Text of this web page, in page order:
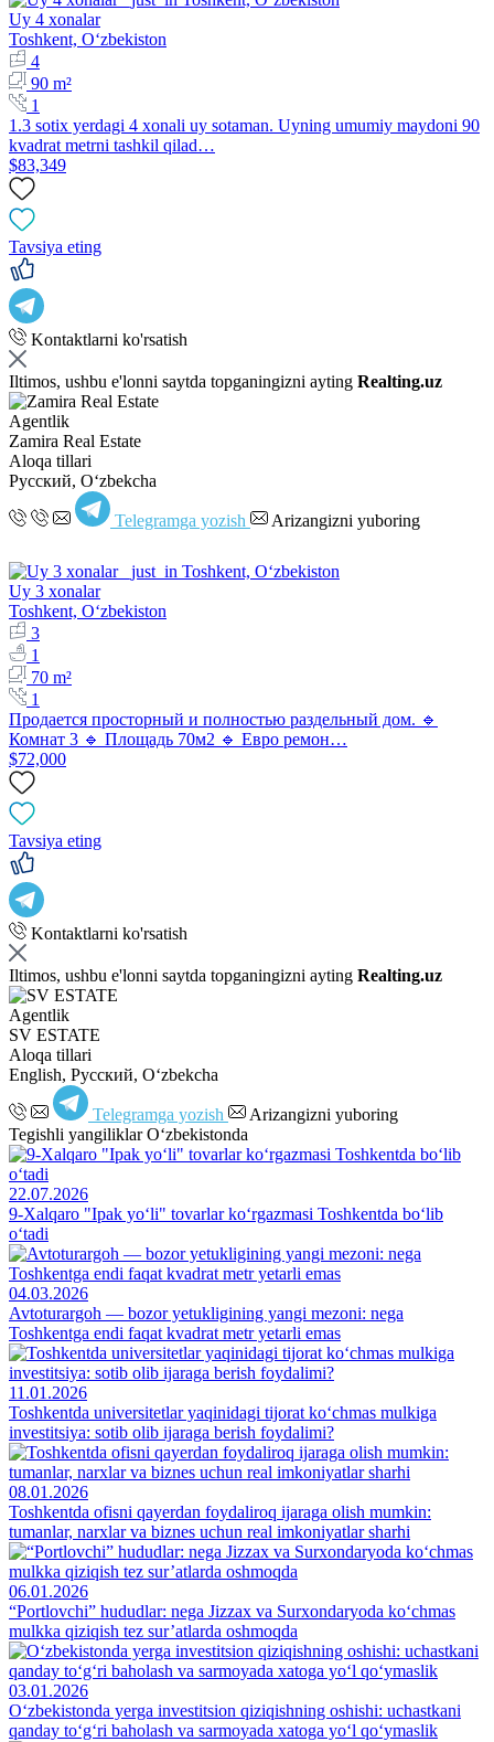
Uy 4 xonalar
Toshkent, Oʻzbekiston
4
90 m²
1
1.3 sotix yerdagi 4 xonali uy sotaman. Uyning umumiy maydoni 90
kvadrat metrni tashkil qilad…
$83,349
Tavsiya eting
Kontaktlarni ko'rsatish
Iltimos, ushbu e'lonni saytda topganingizni ayting Realting.uz
Agentlik
Zamira Real Estate
Aloqa tillari
Русский, Oʻzbekcha
Telegramga yozish Arizangizni yuboring
Uy 3 xonalar
Toshkent, Oʻzbekiston
3
1
70 m²
1
Продается просторный и полностью раздельный дом. 🔹
Комнат 3 🔹 Площадь 70м2 🔹 Евро ремон…
$72,000
Tavsiya eting
Kontaktlarni ko'rsatish
Iltimos, ushbu e'lonni saytda topganingizni ayting Realting.uz
Agentlik
SV ESTATE
Aloqa tillari
English, Русский, Oʻzbekcha
Telegramga yozish
Arizangizni yuboring
Tegishli yangiliklar O‘zbekistonda
22.07.2026
9-Xalqaro "Ipak yo‘li" tovarlar ko‘rgazmasi Toshkentda bo‘lib
o‘tadi
04.03.2026
Avtoturargoh — bozor yetukligining yangi mezoni: nega
Toshkentga endi faqat kvadrat metr yetarli emas
11.01.2026
Toshkentda universitetlar yaqinidagi tijorat ko‘chmas mulkiga
investitsiya: sotib olib ijaraga berish foydalimi?
08.01.2026
Toshkentda ofisni qayerdan foydaliroq ijaraga olish mumkin:
tumanlar, narxlar va biznes uchun real imkoniyatlar sharhi
06.01.2026
“Portlovchi” hududlar: nega Jizzax va Surxondaryoda ko‘chmas
mulkka qiziqish tez sur’atlarda oshmoqda
03.01.2026
O‘zbekistonda yerga investitsion qiziqishning oshishi: uchastkani
qanday to‘g‘ri baholash va sarmoyada xatoga yo‘l qo‘ymaslik